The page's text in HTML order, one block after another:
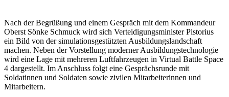
Nach der Begrüßung und einem Gespräch mit dem Kommandeur
Oberst Sönke Schmuck wird sich Verteidigungsminister Pistorius
ein Bild von der simulationsgestützten Ausbildungslandschaft
machen. Neben der Vorstellung moderner Ausbildungstechnologie
wird eine Lage mit mehreren Luftfahrzeugen in Virtual Battle Space
4 dargestellt. Im Anschluss folgt eine Gesprächsrunde mit
Soldatinnen und Soldaten sowie zivilen Mitarbeiterinnen und
Mitarbeitern.